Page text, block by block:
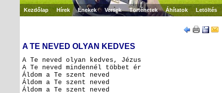
Kezdőlap Hírek Énekek Versek Történetek Áhítatok Letöltés
A TE NEVED OLYAN KEDVES
A Te neved olyan kedves, Jézus
A Te neved mindennél többet ér
Áldom a Te szent neved
Áldom a Te szent neved
Áldom a Te szent neved